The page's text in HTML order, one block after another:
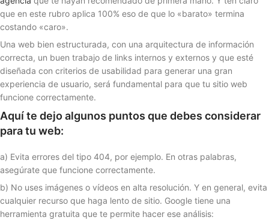
que en este rubro aplica 100% eso de que lo «barato» termina
costando «caro».
Una web bien estructurada, con una arquitectura de información
correcta, un buen trabajo de links internos y externos y que esté
diseñada con criterios de usabilidad para generar una gran
experiencia de usuario, será fundamental para que tu sitio web
funcione correctamente.
Aquí te dejo algunos puntos que debes considerar
para tu web:
a) Evita errores del tipo 404, por ejemplo. En otras palabras,
asegúrate que funcione correctamente.
b) No uses imágenes o vídeos en alta resolución. Y en general, evita
cualquier recurso que haga lento de sitio. Google tiene una
herramienta gratuita que te permite hacer ese análisis: